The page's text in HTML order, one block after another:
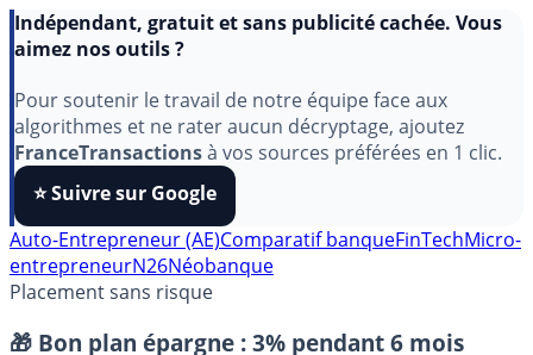
aimez nos outils ?
Pour soutenir le travail de notre équipe face aux
algorithmes et ne rater aucun décryptage, ajoutez
FranceTransactionsà vos sources préférées en 1 clic.
⭐️ Suivre sur Google
Auto-Entrepreneur (AE)
Placement sans risque